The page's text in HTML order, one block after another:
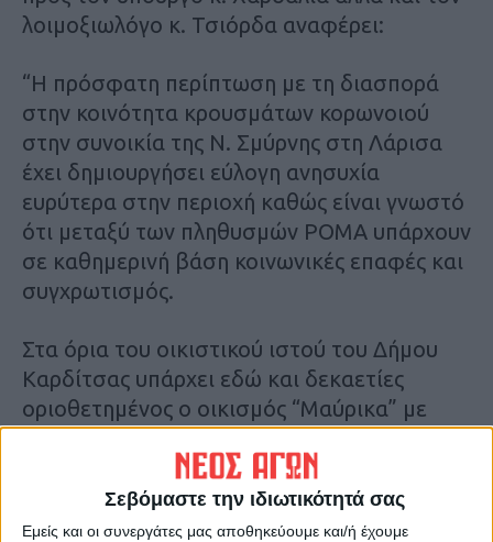
Σεβόμαστε την ιδιωτικότητά σας
Εμείς και οι συνεργάτες μας αποθηκεύουμε και/ή έχουμε
λοιμοξιωλόγο κ. Τσιόρδα αναφέρει:
“Η πρόσφατη περίπτωση με τη διασπορά
στην κοινότητα κρουσμάτων κορωνοιού
στην συνοικία της Ν. Σμύρνης στη Λάρισα
έχει δημιουργήσει εύλογη ανησυχία
ευρύτερα στην περιοχή καθώς είναι γνωστό
ότι μεταξύ των πληθυσμών ΡΟΜΑ υπάρχουν
σε καθημερινή βάση κοινωνικές επαφές και
συγχρωτισμός.
Στα όρια του οικιστικού ιστού του Δήμου
Καρδίτσας υπάρχει εδώ και δεκαετίες
οριοθετημένος ο οικισμός “Μαύρικα” με
χίλια διακόσια (1.200) άτομα. Από την
πρώτη στιγμή η δημοτική αρχή έκανε όλες
τις ενδεδειγμένες κινήσεις με βάση και τις